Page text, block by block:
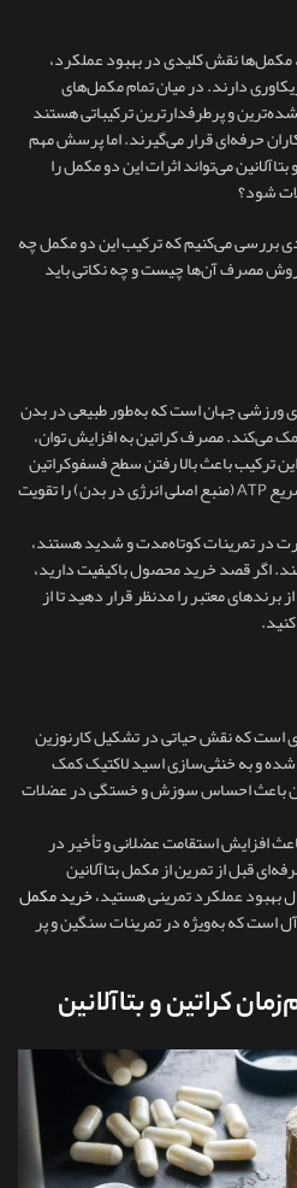
مکمل‌ها نقش کلیدی در بهبود عملکرد،
دارند. در میان تمام مکمل‌های
و پرطرفدارترین ترکیباتی هستند
حرفه‌ای قرار می‌گیرند. اما پرسش مهم
می‌تواند اثرات این دو مکمل را
شود؟
بررسی می‌کنیم که ترکیب این دو مکمل چه
روش مصرف آن‌ها چیست و چه نکاتی باید
ورزشی جهان است که به‌طور طبیعی در بدن
می‌کند. مصرف کراتین به افزایش توان،
باعث بالا رفتن سطح فسفوکراتین
در سلول‌های عضلانی شده و تولید سریع ATP (منبع اصلی انرژی در بدن) را تقویت
در تمرینات کوتاه‌مدت و شدید هستند،
اگر قصد خرید محصول باکیفیت دارید،
از برندهای معتبر را مدنظر قرار دهید تا از
است که نقش حیاتی در تشکیل کارنوزین
و به خنثی‌سازی اسید لاکتیک کمک
باعث احساس سوزش و خستگی در عضلات
افزایش استقامت عضلانی و تأخیر در
قبل از تمرین از مکمل بتاآلانین
بهبود عملکرد تمرینی هستید،خرید مکمل
است که به‌ویژه در تمرینات سنگین و پر
کراتین و بتاآلانین